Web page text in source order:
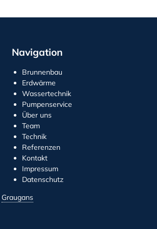
Navigation
Brunnenbau
Erdwärme
Wassertechnik
Pumpenservice
Über uns
Team
Technik
Referenzen
Kontakt
Impressum
Datenschutz
Graugans